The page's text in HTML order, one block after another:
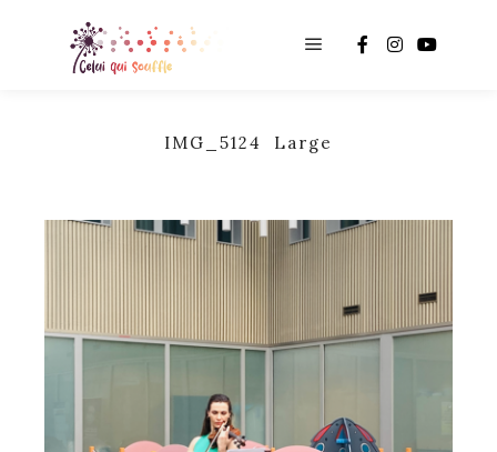
IMG_5124 Large